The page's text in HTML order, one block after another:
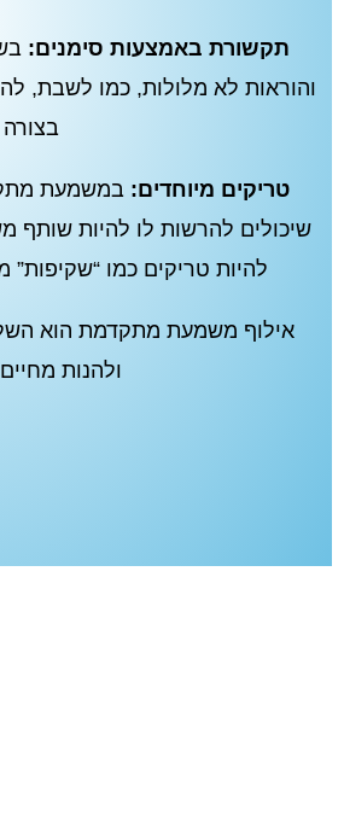
תקשורת באמצעות סימנים:
והוראות לא מלולות, כמו לשבת,
בצורה
טריקים מיוחדים: במשמעת
שיכולים להרשות לו להיות שותף
להיות טריקים כמו
אילוף משמעת מתקדמת הוא
ולהנות